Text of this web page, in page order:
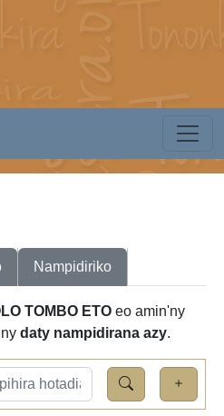
Nampidiriko
TOMBO ETO eo amin'ny
daty nampidirana azy.